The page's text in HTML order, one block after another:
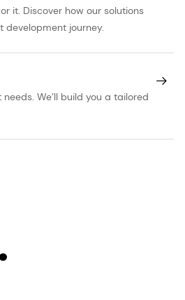
it. Discover how our solutions
journey.
We’ll build you a tailored